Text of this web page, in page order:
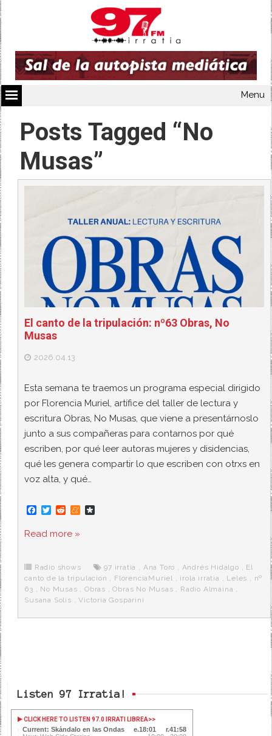
Menu
Posts Tagged “No
Musas”
El canto de la tripulación: nº63 Obras, No
Musas
2026.04.13
Esta semana te traemos un programa especial dirigido
por Florencia Muriel, artífice del taller de lectura y
escritura Obras, No Musas, que viene a presentárnoslo
junto a sus compañeras para contarnos por qué
escriben, por qué leer autoras mujeres y disidencias,
qué les genera compartir lo que escriben con otrxs en
voz alta, y qué…
F
c
e
o
k
T
i
t
r
R
d
d
M
e
r
a
Read more »
Radio shows 97 irratia , Ana Toro , Andrés Hidalgo , El
canto de la tripulacion , FlorenciaMuriel , irola irratia , Leles , nº
63 , No Musas ,Obras ,Obras No Musas , Radio Almaina ,
Susana Solís ,Victoria Gosparini
Listen 97 Irratia!
CLICK HERE TO LISTEN 97.0 IRRATI LIBREA>>
Current: Skándalo en las Ondas 18:01
41:58